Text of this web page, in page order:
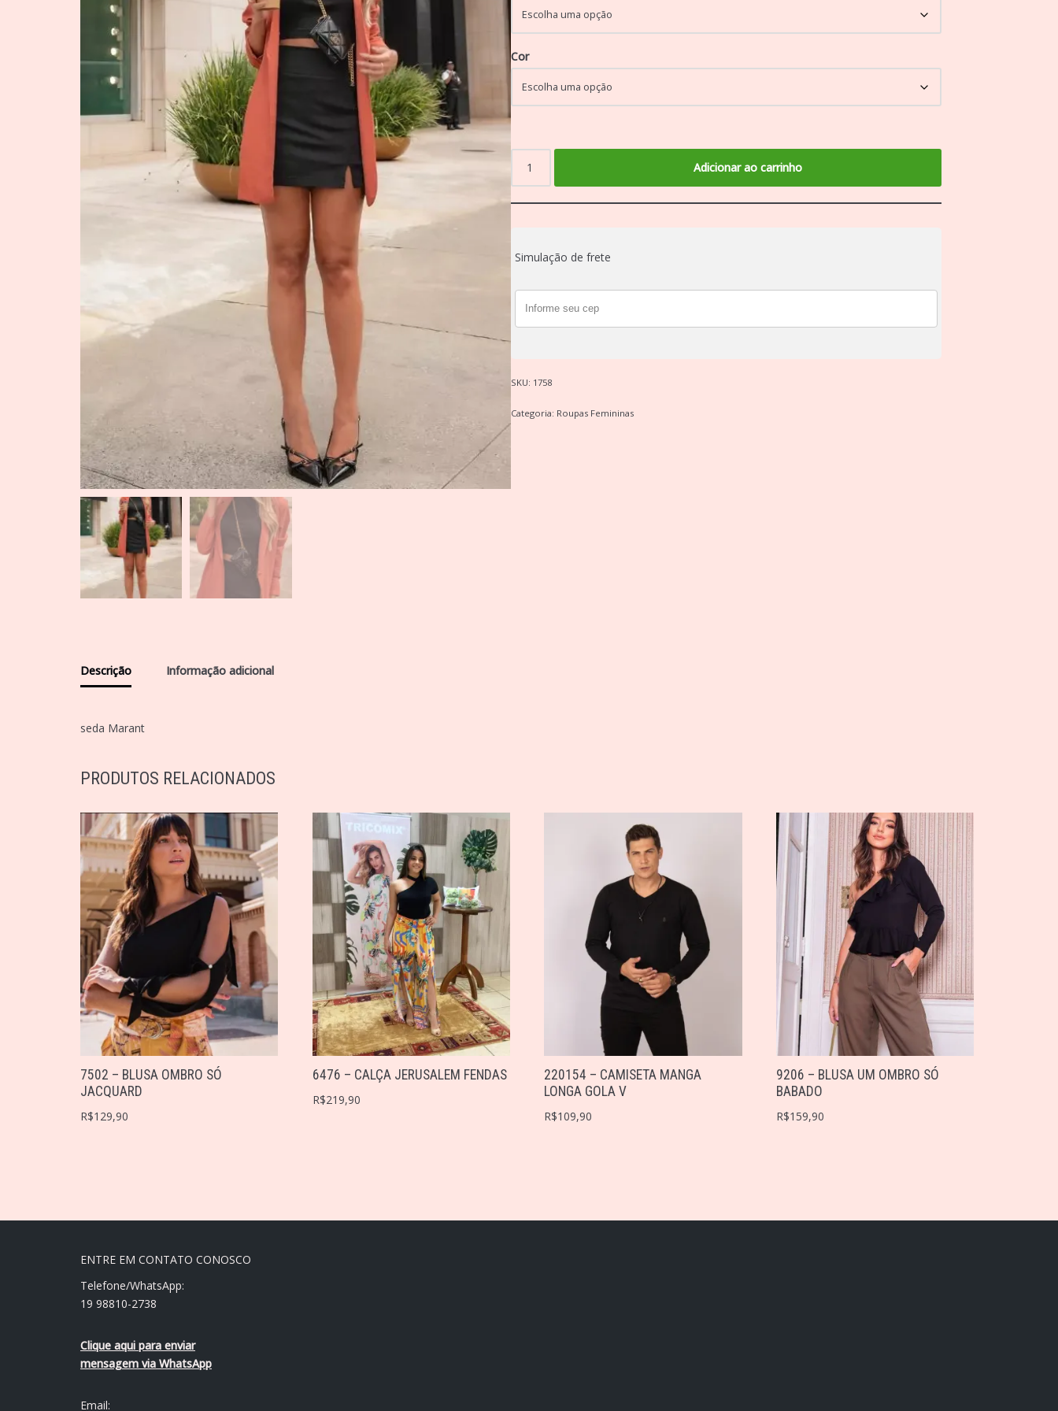
Cor
Adicionar ao carrinho
Simulação de frete
SKU: 1758
Categoria: Roupas Femininas
Descrição Informação adicional
seda Marant
PRODUTOS RELACIONADOS
7502 – BLUSA OMBRO SÓ
JACQUARD
R$129,90
6476 – CALÇA JERUSALEM FENDAS
R$219,90
220154 – CAMISETA MANGA
LONGA GOLA V
R$109,90
9206 – BLUSA UM OMBRO SÓ
BABADO
R$159,90
ENTRE EM CONTATO CONOSCO
Telefone/WhatsApp:
19 98810-2738
Clique aqui para enviar
mensagem via WhatsApp
Email: